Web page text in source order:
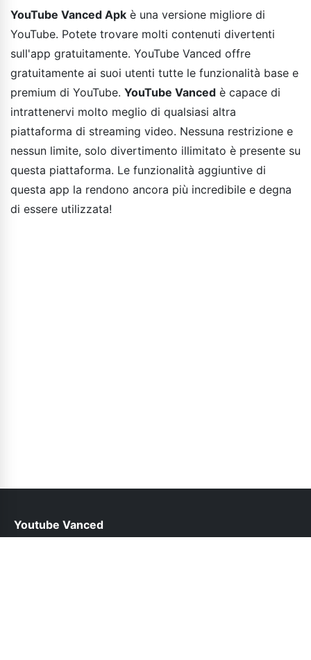
YouTube Vanced Apk è una versione migliore di
YouTube. Potete trovare molti contenuti divertenti
sull'app gratuitamente. YouTube Vanced offre
gratuitamente ai suoi utenti tutte le funzionalità base e
premium di YouTube. YouTube Vanced è capace di
intrattenervi molto meglio di qualsiasi altra
piattaforma di streaming video. Nessuna restrizione e
nessun limite, solo divertimento illimitato è presente su
questa piattaforma. Le funzionalità aggiuntive di
questa app la rendono ancora più incredibile e degna
di essere utilizzata!
Youtube Vanced